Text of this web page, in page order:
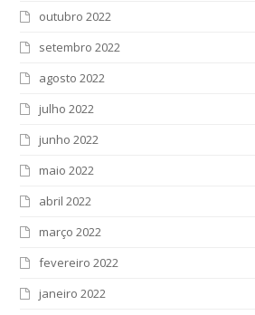
outubro 2022
setembro 2022
agosto 2022
julho 2022
junho 2022
maio 2022
abril 2022
março 2022
fevereiro 2022
janeiro 2022